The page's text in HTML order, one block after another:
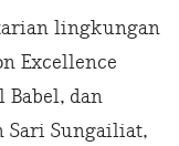
lingkungan
Excellence
Babel, dan
Sari Sungailiat,